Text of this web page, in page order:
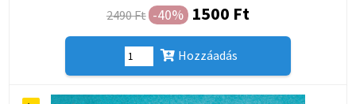
2490 Ft -40% 1500 Ft
Hozzáadás